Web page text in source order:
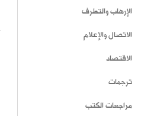
الإرهاب والتطرف
الاتصال والإعلام
الاقتصاد
ترجمات
مراجعات الكتب